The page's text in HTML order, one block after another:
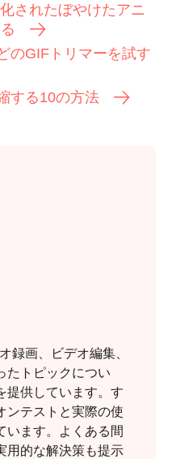
されたぼやけたアニ
のGIFトリマーを試す
する10の方法
録画、ビデオ編集、
たトピックについ
提供しています。す
ンテストと実際の使
います。よくある間
用的な解決策も提示